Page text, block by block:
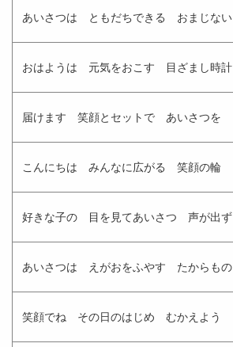
あいさつは ともだちできる おまじない
おはようは 元気をおこす 目ざまし時計
届けます 笑顔とセットで あいさつを
こんにちは みんなに広がる 笑顔の輪
好きな子の 目を見てあいさつ 声が出ず
あいさつは えがおをふやす たからもの
笑顔でね その日のはじめ むかえよう